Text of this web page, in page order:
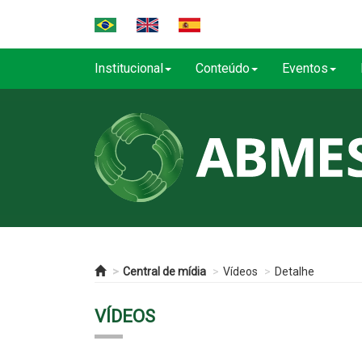
Institucional Conteúdo Eventos
Central de mídia Vídeos Detalhe
VÍDEOS